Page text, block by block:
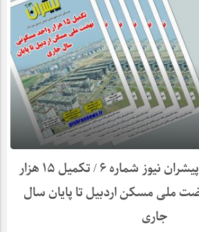
صفحه الکترونیکی پیشران نیوز شماره ۶ / تکمیل ۱۵ هزار
ملی مسکن اردبیل تا پایان سال
جاری